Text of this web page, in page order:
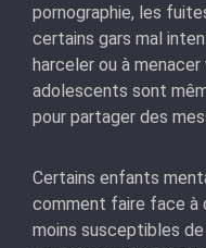
pornographie, les
certains gars mal
harceler ou à
adolescents sont
pour partager des
Certains enfants
comment faire face à
moins susceptibles